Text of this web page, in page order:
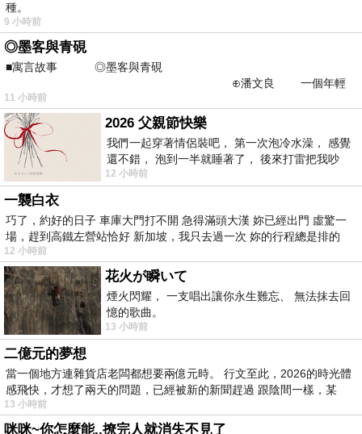
種。
9 小時前
◎墨客與青硯
■寓言故事 ◎墨客與青硯
⊕潘文良 一個年輕
的墨客，在京城的古玩肆裡
11 小時前
2026 父親節快樂
我們一起穿著情侶裝吧， 第一次泡冷水澡， 感覺
還不錯， 泡到一半就睡著了， 後來打雷把我吵
醒， 手
12 小時前
一襲白衣
巧了，約好的日子 車庫大門打不開 急得滿頭大漢 妳已經出門 虛驚一
場，趕到高鐵左營站恰好 新加坡，我只去過一次 妳的行程總是排的
12 小時前
花火が瞬いて
煙火閃耀， 一支唱出讓你永生難忘、 無法抹去回
憶的歌曲。
13 小時前
二億元的夢想
當一個地方連雜貨店老闆都想要兩億元時。 行文至此，2026的時光體
感飛快，才想了兩天的問題，已經被新的新聞趕過 跟陰間一樣，某
13 小時前
咪咪~你怎麼能..撩完人就消失不見了